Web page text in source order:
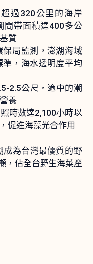
過320公里的海岸
間帶面積達400多公
質
保局監測，澎湖海域
準，海水透明度平均
2.5公尺，適中的潮
養
時數達2,100小時以
促進海藻光合作用
成為台灣最優質的野
，佔全台野生海菜產